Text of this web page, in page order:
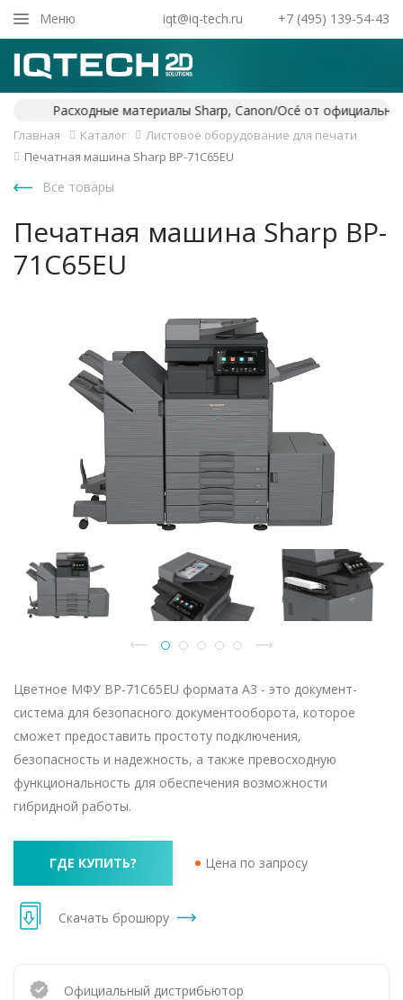
Меню
iqt@iq-tech.ru
+7 (495) 139-54-43
Главная Каталог
Листовое оборудование для печати
Печатная машина Sharp BP-71C65EU
Все товары
Печатная машина Sharp BP-
71C65EU
Цветное МФУ BP-71C65EU формата A3 - это документ-
система для безопасного документооборота, которое
сможет предоставить простоту подключения,
безопасность и надежность, а также превосходную
функциональность для обеспечения возможности
гибридной работы.
ГДЕ КУПИТЬ? Цена по запросу
Скачать брошюру
Официальный дистрибьютор